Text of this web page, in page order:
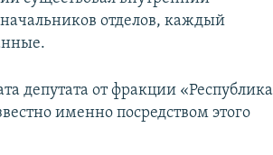
отделов, каждый
депутата от фракции «Республика
именно посредством этого